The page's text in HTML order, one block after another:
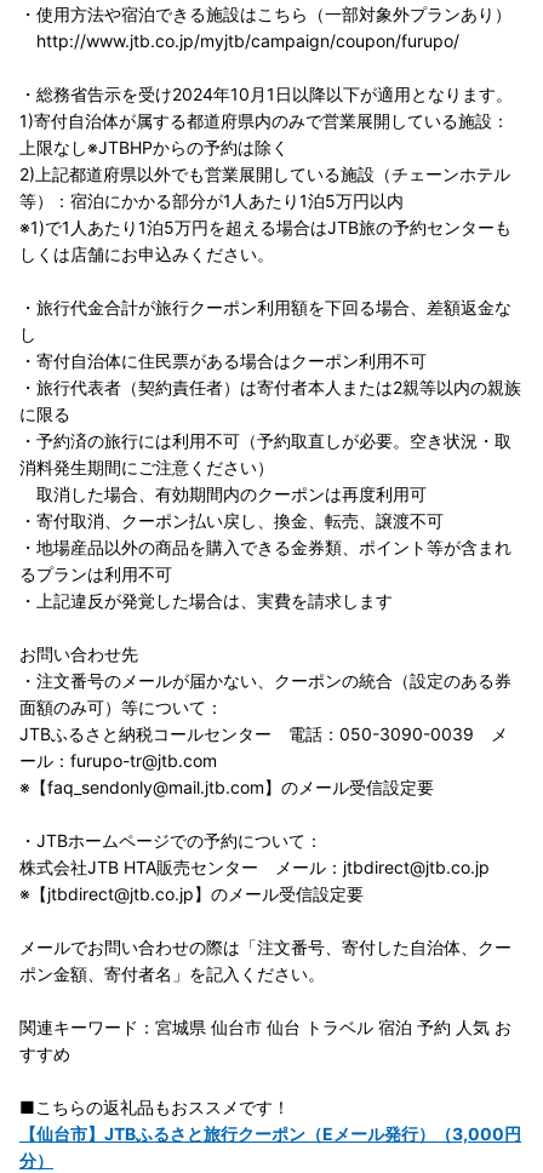
・使用方法や宿泊できる施設はこちら（一部対象外プランあり）
http://www.jtb.co.jp/myjtb/campaign/coupon/furupo/
・総務省告示を受け2024年10月1日以降以下が適用となります。
1)寄付自治体が属する都道府県内のみで営業展開している施設：
上限なし※JTBHPからの予約は除く
2)上記都道府県以外でも営業展開している施設（チェーンホテル
等）：宿泊にかかる部分が1人あたり1泊5万円以内
※1)で1人あたり1泊5万円を超える場合はJTB旅の予約センターも
しくは店舗にお申込みください。
・旅行代金合計が旅行クーポン利用額を下回る場合、差額返金な
し
・寄付自治体に住民票がある場合はクーポン利用不可
・旅行代表者（契約責任者）は寄付者本人または2親等以内の親族
に限る
・予約済の旅行には利用不可（予約取直しが必要。空き状況・取
消料発生期間にご注意ください）
取消した場合、有効期間内のクーポンは再度利用可
・寄付取消、クーポン払い戻し、換金、転売、譲渡不可
・地場産品以外の商品を購入できる金券類、ポイント等が含まれ
るプランは利用不可
・上記違反が発覚した場合は、実費を請求します
お問い合わせ先
・注文番号のメールが届かない、クーポンの統合（設定のある券
面額のみ可）等について：
JTBふるさと納税コールセンター 電話：050-3090-0039 メ
ール：furupo-tr@jtb.com
※【faq_sendonly@mail.jtb.com】のメール受信設定要
・JTBホームページでの予約について：
株式会社JTB HTA販売センター メール：jtbdirect@jtb.co.jp
※【jtbdirect@jtb.co.jp】のメール受信設定要
メールでお問い合わせの際は「注文番号、寄付した自治体、クー
ポン金額、寄付者名」を記入ください。
関連キーワード：宮城県 仙台市 仙台 トラベル 宿泊 予約 人気 お
すすめ
■こちらの返礼品もおススメです！
【仙台市】JTBふるさと旅行クーポン（Eメール発行）（3,000円
分）